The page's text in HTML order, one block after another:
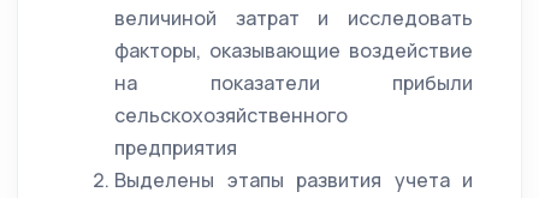
величиной затрат и исследовать
факторы, оказывающие воздействие
на показатели прибыли
сельскохозяйственного
предприятия
Выделены этапы развития учета и